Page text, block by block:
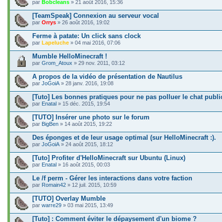
par Bobcleans » 21 août 2016, 15:36
[TeamSpeak] Connexion au serveur vocal
par Orrys » 26 août 2016, 19:02
Ferme à patate: Un click sans clock
par Lapeluche » 04 mai 2016, 07:06
Mumble HelloMinecraft !
par Grom_Atoux » 29 nov. 2011, 03:12
A propos de la vidéo de présentation de Nautilus
par JoGoiA » 28 janv. 2016, 19:08
[Tuto] Les bonnes pratiques pour ne pas polluer le chat
par Enatal » 15 déc. 2015, 19:54
[TUTO] Insérer une photo sur le forum
par BigBen » 14 août 2015, 19:22
Des éponges et de leur usage optimal (sur HelloMinecraft :).
par JoGoiA » 24 août 2015, 18:12
[Tuto] Profiter d'HelloMinecraft sur Ubuntu (Linux)
par Enatal » 16 août 2015, 00:03
Le /f perm - Gérer les interactions dans votre faction
par Romain42 » 12 juil. 2015, 10:59
[TUTO] Overlay Mumble
par warre29 » 03 mai 2015, 13:49
[Tuto] : Comment éviter le dépaysement d'un biome ?